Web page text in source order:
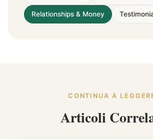
Relationships & Money
CONTINUA A
Articoli